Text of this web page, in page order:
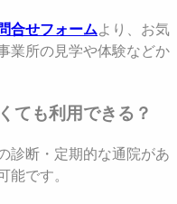
合せフォームより、お気
業所の見学や体験などか
ても利用できる？
診断・定期的な通院があ
能です。